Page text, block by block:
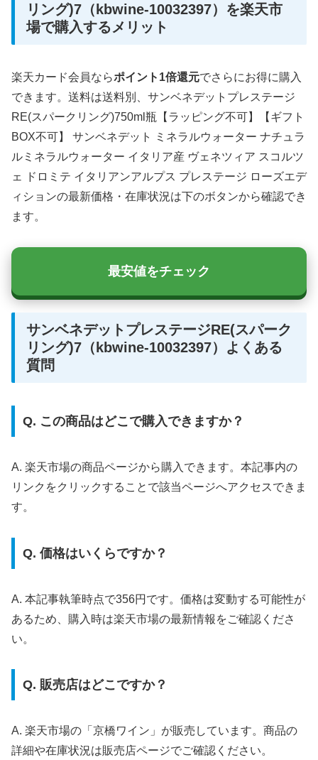
リング)7（kbwine-10032397）を楽天市
場で購入するメリット
楽天カード会員ならポイント1倍還元でさらにお得に購入
できます。送料は送料別、サンベネデットプレステージ
RE(スパークリング)750ml瓶【ラッピング不可】【ギフト
BOX不可】 サンベネデット ミネラルウォーター ナチュラ
ルミネラルウォーター イタリア産 ヴェネツィア スコルツ
ェ ドロミテ イタリアンアルプス プレステージ ローズエデ
ィションの最新価格・在庫状況は下のボタンから確認でき
ます。
最安値をチェック
サンベネデットプレステージRE(スパーク
リング)7（kbwine-10032397）よくある
質問
Q. この商品はどこで購入できますか？
A. 楽天市場の商品ページから購入できます。本記事内の
リンクをクリックすることで該当ページへアクセスできま
す。
Q. 価格はいくらですか？
A. 本記事執筆時点で356円です。価格は変動する可能性が
あるため、購入時は楽天市場の最新情報をご確認くださ
い。
Q. 販売店はどこですか？
A. 楽天市場の「京橋ワイン」が販売しています。商品の
詳細や在庫状況は販売店ページでご確認ください。